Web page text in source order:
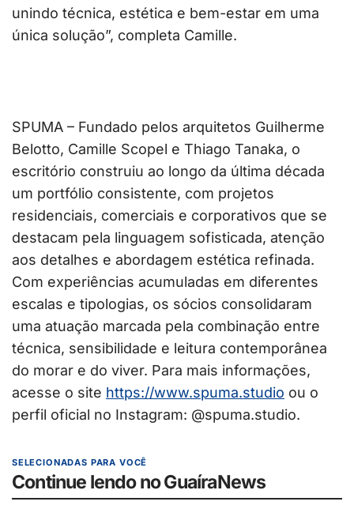
unindo técnica, estética e bem-estar em uma
única solução”, completa Camille.
SPUMA – Fundado pelos arquitetos Guilherme
Belotto, Camille Scopel e Thiago Tanaka, o
escritório construiu ao longo da última década
um portfólio consistente, com projetos
residenciais, comerciais e corporativos que se
destacam pela linguagem sofisticada, atenção
aos detalhes e abordagem estética refinada.
Com experiências acumuladas em diferentes
escalas e tipologias, os sócios consolidaram
uma atuação marcada pela combinação entre
técnica, sensibilidade e leitura contemporânea
do morar e do viver. Para mais informações,
acesse o site https://www.spuma.studio ou o
perfil oficial no Instagram: @spuma.studio.
SELECIONADAS PARA VOCÊ
Continue lendo no GuaíraNews